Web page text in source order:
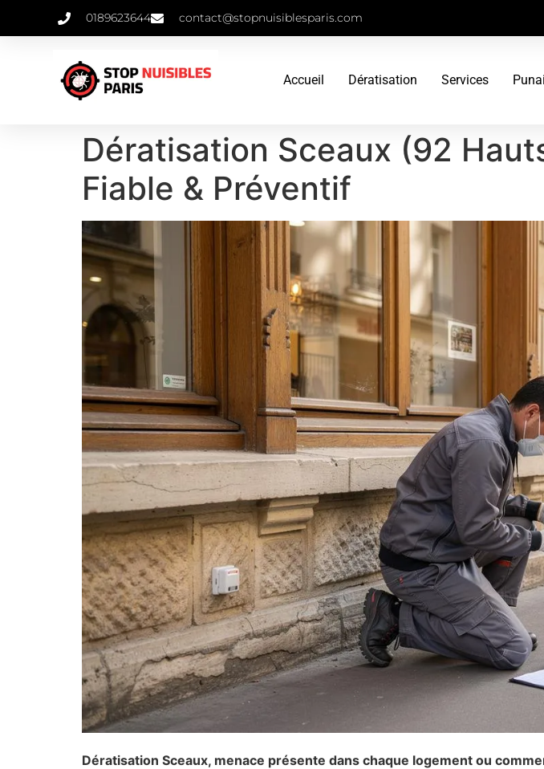
0189623644 contact@stopnuisiblesparis.com
Accueil Dératisation Services
Dératisation Sceaux (92
Fiable & Préventif
Dératisation Sceaux, menace présente dans chaque logement ou